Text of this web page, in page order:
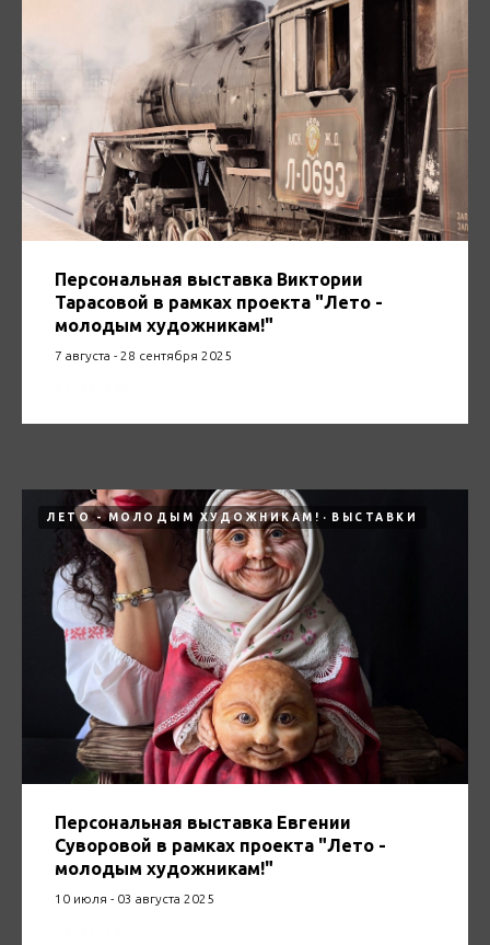
Персональная выставка Виктории
Тарасовой в рамках проекта "Лето -
молодым художникам!"
7 августа - 28 сентября 2025
ЛЕТО - МОЛОДЫМ ХУДОЖНИКАМ! ВЫСТАВКИ
Персональная выставка Евгении
Суворовой в рамках проекта "Лето -
молодым художникам!"
10 июля - 03 августа 2025